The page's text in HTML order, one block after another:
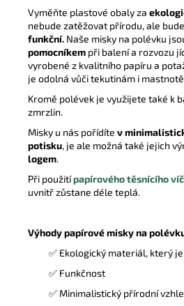
Vyměňte plastové obaly za
nebude zatěžovat přírodu, ale
funkční. Naše misky na polévku
pomocníkem při balení a rozvozu
vyrobené z kvalitního papíru a
je odolná vůči tekutinám i
Kromě polévek je využijete také k
zmrzlin.
Misky u nás pořídíte v
potisku, je ale možná také jejich
logem.
Při použitípapírového těsnícího
uvnitř zůstane déle teplá.
Výhody papírové misky na
✅ Ekologický materiál, který
✅ Funkčnost
✅ Minimalistický přírodní